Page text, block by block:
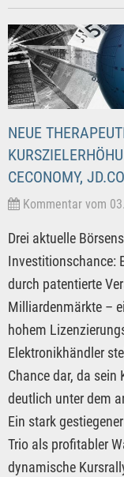
NEUE
CECONOMY,
Kommentar vom
Drei aktuelle
Investitionschance:
durch patentierte
Milliardenmärkte –
hohem
Elektronikhändler
Chance dar, da
deutlich unter dem
Ein stark
Trio als profitabler
dynamische